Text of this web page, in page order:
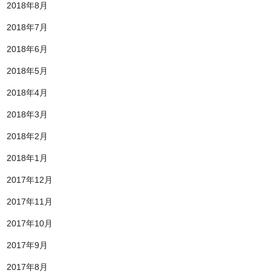
2018年8月
2018年7月
2018年6月
2018年5月
2018年4月
2018年3月
2018年2月
2018年1月
2017年12月
2017年11月
2017年10月
2017年9月
2017年8月